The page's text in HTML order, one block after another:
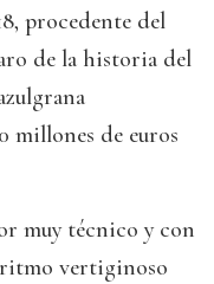
procedente del
de la historia del
millones de euros
muy técnico y con
ritmo vertiginoso